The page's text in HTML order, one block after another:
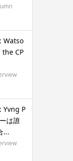
Watso
the CP
Yvng P
は誰
...